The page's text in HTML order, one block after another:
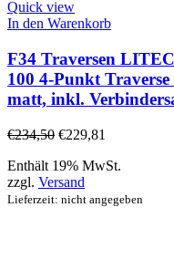
Quick view
In den Warenkorb
F34 Traversen
100 4-Punkt
matt, inkl.
€234,50 €229,81
Enthält 19% MwSt.
zzgl. Versand
Lieferzeit: nicht angegeben